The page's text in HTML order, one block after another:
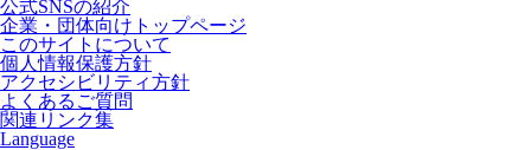
公式SNSの紹介
企業・団体向けトップページ
このサイトについて
個人情報保護方針
アクセシビリティ方針
よくあるご質問
関連リンク集
Language